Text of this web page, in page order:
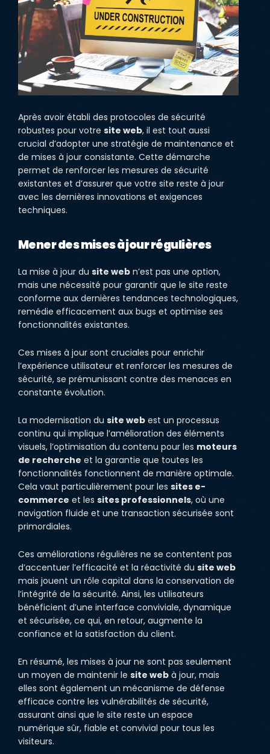
Après avoir établi des protocoles de sécurité
robustes pour votre site web, il est tout aussi
crucial d’adopter une stratégie de maintenance et
de mises à jour consistante. Cette démarche
permet de renforcer les mesures de sécurité
existantes et d’assurer que votre site reste à jour
avec les dernières innovations et exigences
techniques.
Mener des mises à jour régulières
La mise à jour du site webn’est pas une option,
mais une nécessité pour garantir que le site reste
conforme aux dernières tendances technologiques,
remédie efficacement aux bugs et optimise ses
fonctionnalités existantes.
Ces mises à jour sont cruciales pour enrichir
l’expérience utilisateur et renforcer les mesures de
sécurité, se prémunissant contre des menaces en
constante évolution.
La modernisation du site webest un processus
continu qui implique l’amélioration des éléments
visuels, l’optimisation du contenu pour les moteurs
de recherche et la garantie que toutes les
fonctionnalités fonctionnent de manière optimale.
Cela vaut particulièrement pour les sites e-
commerce et les sites professionnels, où une
navigation fluide et une transaction sécurisée sont
primordiales.
Ces améliorations régulières ne se contentent pas
d’accentuer l’efficacité et la réactivité du site web
mais jouent un rôle capital dans la conservation de
l’intégrité de la sécurité. Ainsi, les utilisateurs
bénéficient d’une interface conviviale, dynamique
et sécurisée, ce qui, en retour, augmente la
confiance et la satisfaction du client.
En résumé, les mises à jour ne sont pas seulement
un moyen de maintenir le site webà jour, mais
elles sont également un mécanisme de défense
efficace contre les vulnérabilités de sécurité,
assurant ainsi que le site reste un espace
numérique sûr, fiable et convivial pour tous les
visiteurs.